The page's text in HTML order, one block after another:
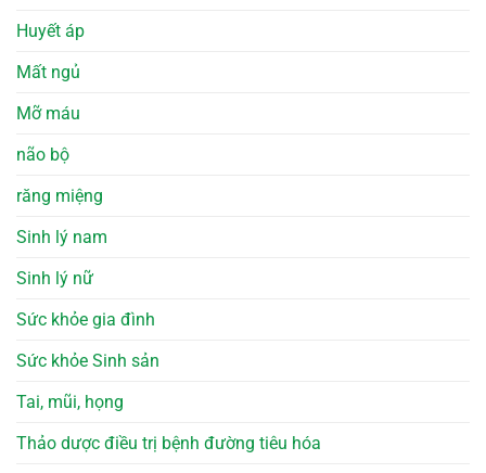
Huyết áp
Mất ngủ
Mỡ máu
não bộ
răng miệng
Sinh lý nam
Sinh lý nữ
Sức khỏe gia đình
Sức khỏe Sinh sản
Tai, mũi, họng
Thảo dược điều trị bệnh đường tiêu hóa